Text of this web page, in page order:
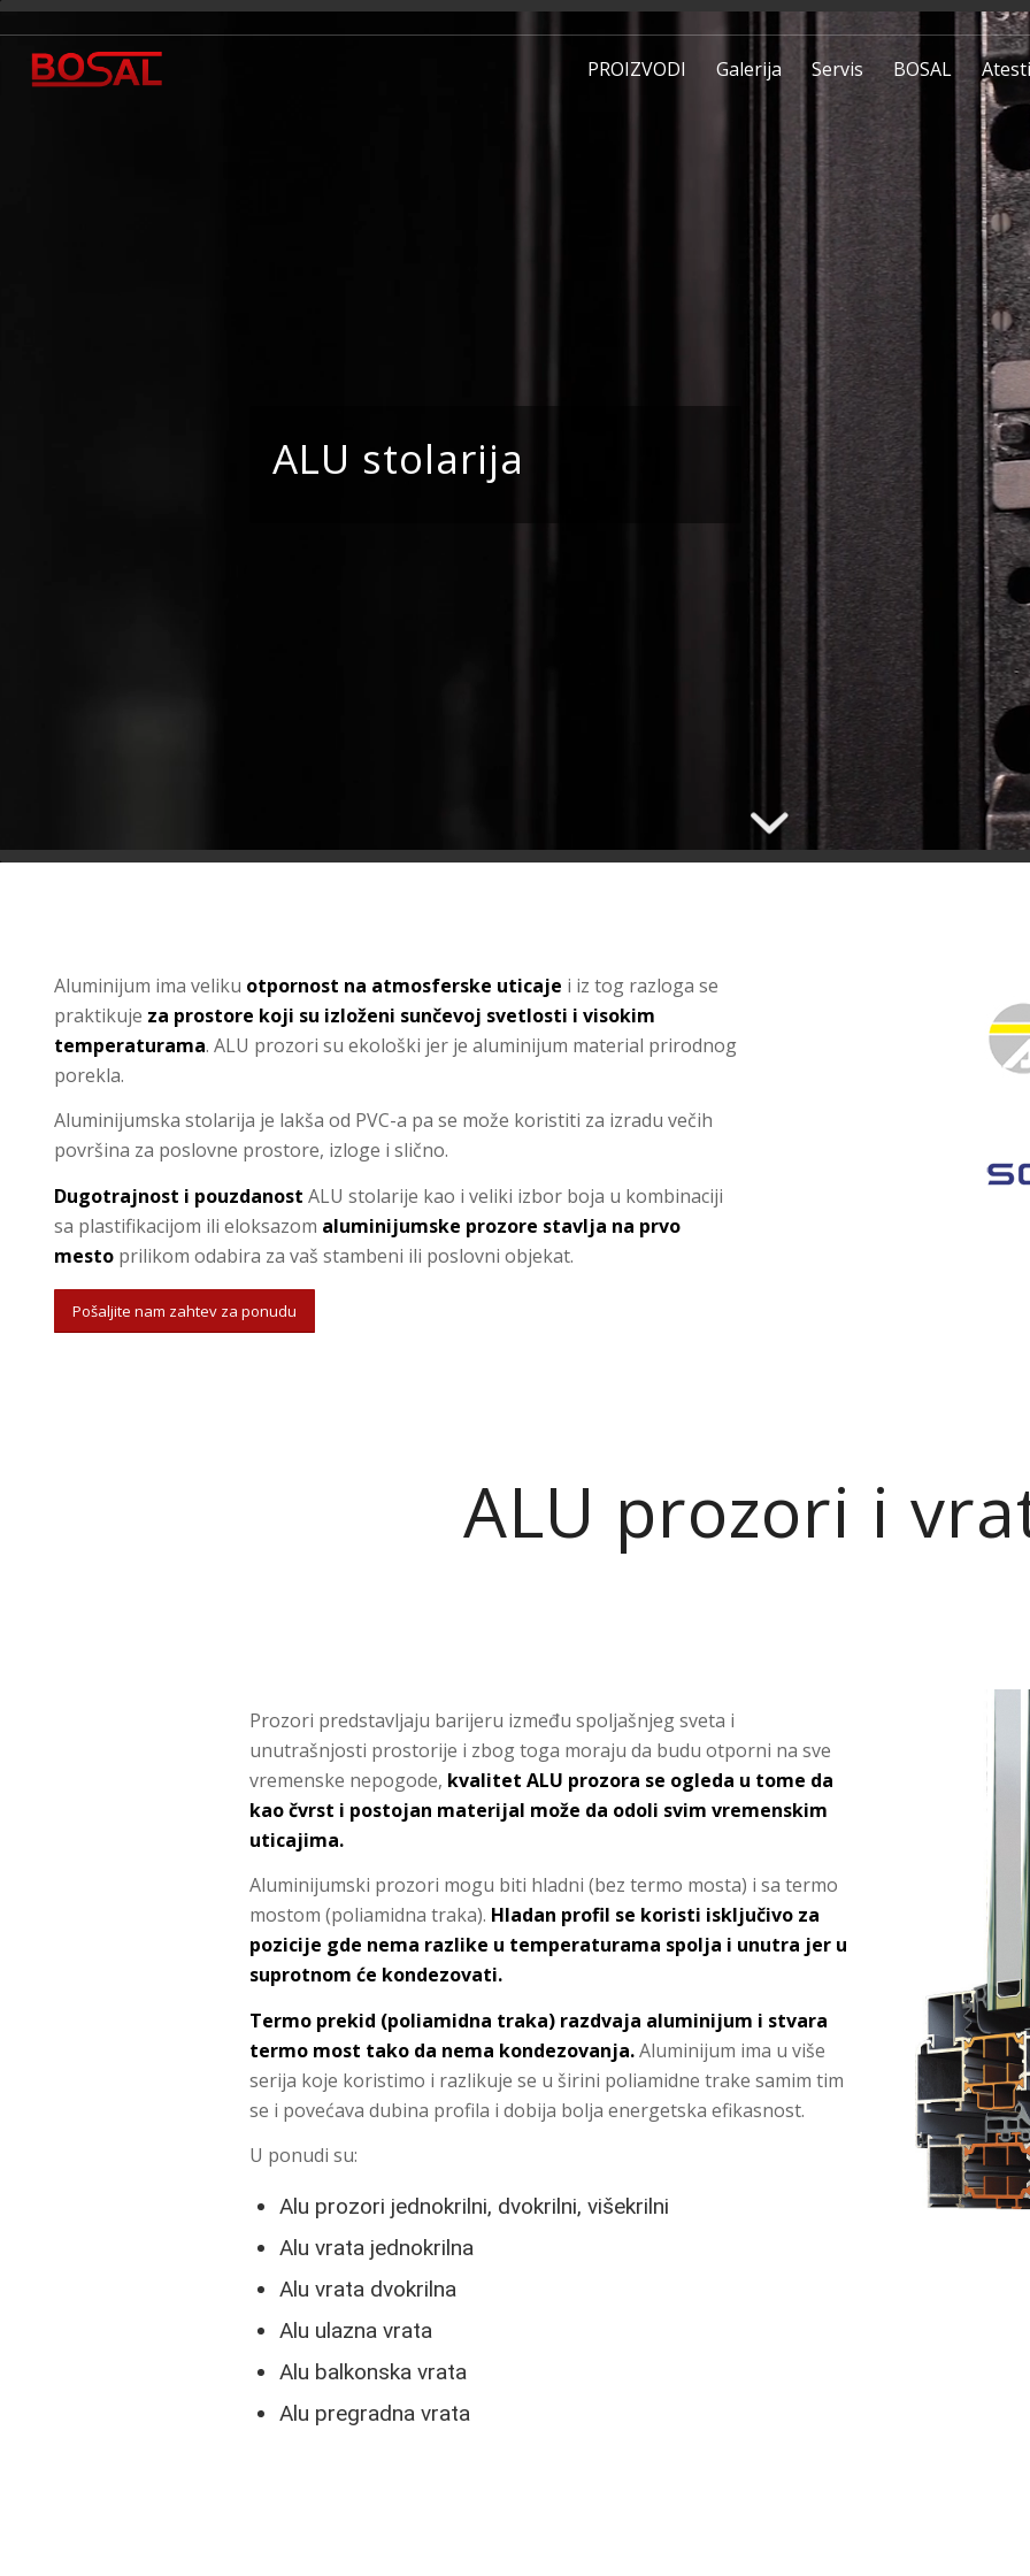
PROIZVODI Galerija Servis BOSAL
ALU stolarija
Aluminijum ima veliku otpornost na atmosferske uticaje i iz tog razloga se
praktikuje za prostore koji su izloženi sunčevoj svetlosti i visokim
temperaturama. ALU prozori su ekološki jer je aluminijum material prirodnog
porekla.
Aluminijumska stolarija je lakša od PVC-a pa se može koristiti za izradu večih
površina za poslovne prostore, izloge i slično.
Dugotrajnost i pouzdanost ALU stolarije kao i veliki izbor boja u kombinaciji
sa plastifikacijom ili eloksazom aluminijumske prozore stavlja na prvo
mesto prilikom odabira za vaš stambeni ili poslovni objekat.
Pošaljite nam zahtev za ponudu
ALU prozori i
Prozori predstavljaju barijeru između spoljašnjeg sveta i
unutrašnjosti prostorije i zbog toga moraju da budu otporni na sve
vremenske nepogode, kvalitet ALU prozora se ogleda u tome da
kao čvrst i postojan materijal može da odoli svim vremenskim
uticajima.
Aluminijumski prozori mogu biti hladni (bez termo mosta) i sa termo
mostom (poliamidna traka). Hladan profil se koristi isključivo za
pozicije gde nema razlike u temperaturama spolja i unutra jer u
suprotnom će kondezovati.
Termo prekid (poliamidna traka) razdvaja aluminijum i stvara
termo most tako da nema kondezovanja.Aluminijum ima u više
serija koje koristimo i razlikuje se u širini poliamidne trake samim tim
se i povećava dubina profila i dobija bolja energetska efikasnost.
U ponudi su:
Alu prozori jednokrilni, dvokrilni, višekrilni
Alu vrata jednokrilna
Alu vrata dvokrilna
Alu ulazna vrata
Alu balkonska vrata
Alu pregradna vrata